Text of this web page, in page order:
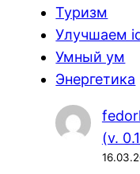
Туризм
Улучшаем
Умный ум
Энергетика
(v.